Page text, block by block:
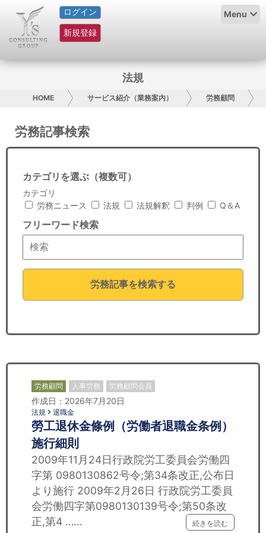
ログイン
新規登録
Menu
HOME
サービス紹介
グループ概要
採用情報
日本人にPR
コンサルティング
リサーチ
セミナー
経済ニュース
飲食店情報
法規
HOME サービス紹介（業務案内） 労務顧問
労務記事検索
カテゴリを選ぶ（複数可）
カテゴリ
労務ニュース
法規 法規解釈 判例 Q＆A
フリーワード検索
労務記事を検索する
労務顧問 人事労務 労務顧問会員
作成日：2026年7月20日
法規 退職金
勞工退休金條例（労働者退職金条例）
施行細則
2009年11月24日行政院労工委員会労働四
字第 0980130862号令;第34条改正,公布日
より施行 2009年2月26日 行政院労工委員
会労働四字第0980130139号令;第50条改
正,第4 ……
続きを読む